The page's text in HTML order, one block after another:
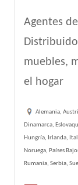
Agentes
muebles,
el hogar
Alemania,
Dinamarca,
Hungría, Irlanda,
Noruega, Países
Rumania, Serbia,